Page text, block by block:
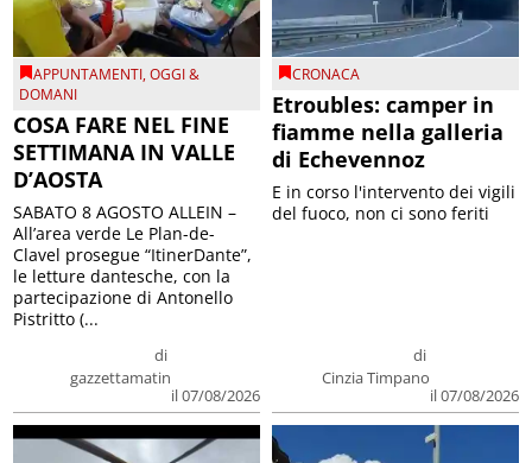
APPUNTAMENTI,OGGI &
DOMANI
COSA FARE NEL FINE
SETTIMANA IN VALLE
D’AOSTA
di
gazzettamatin
il 07/08/2026
SABATO 8 AGOSTO ALLEIN –
All’area verde Le Plan-de-
Clavel prosegue “ItinerDante”,
le letture dantesche, con la
partecipazione di Antonello
Pistritto (...
CRONACA
Etroubles: camper in
fiamme nella galleria
di Echevennoz
di
Cinzia Timpano
il 07/08/2026
E in corso l'intervento dei vigili
del fuoco, non ci sono feriti